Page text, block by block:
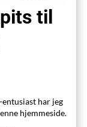
til
har jeg
hjemmeside.